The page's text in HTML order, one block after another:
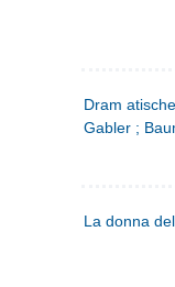
Dram
Gabler ;
La donna